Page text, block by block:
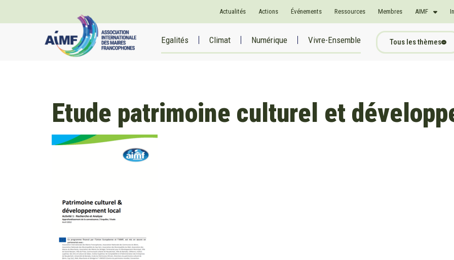
Actualités Actions Événements Ressources Membres AIMF
Egalités Climat Numérique Vivre-Ensemble Tous les thèmes
Etude patrimoine culturel et